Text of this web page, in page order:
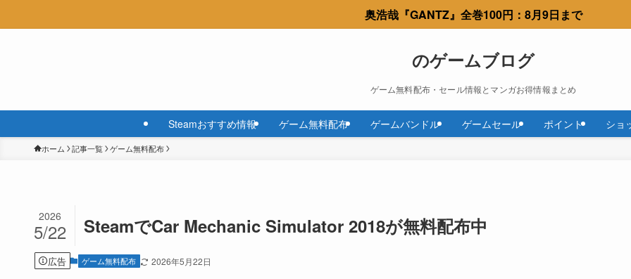
奥浩哉『GANTZ』全巻100円：8月9日まで
のゲームブログ
ゲーム無料配布・セール情報とマンガお得情報まとめ
Steamおすすめ情報 ゲーム無料配布 ゲームバンドル ゲームセール ポイント ショ
ホーム 記事一覧 ゲーム無料配布
SteamでCar Mechanic Simulator 2018が無料配布中
2026
5/22
広告 ゲーム無料配布 2026年5月22日